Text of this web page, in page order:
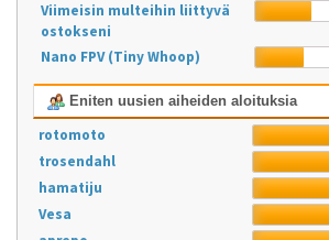
Viimeisin multeihin liittyvä
ostokseni
Nano FPV (Tiny Whoop)
Eniten uusien aiheiden aloituksia
rotomoto
trosendahl
hamatiju
Vesa